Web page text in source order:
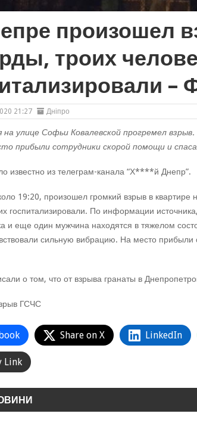
произошел
троих
21:27 Дніпро
на улице Софьи Ковалевской прогремел
прибыли сотрудники скорой помощи и
известно из телеграм-канала “Х****й Днепр”.
19:20, произошел громкий взрыв в
госпитализировали. По информации
и еще один мужчина находятся в тяжелом
сильную вибрацию. На место
о том, что от взрыва гранаты в
ГСЧС
Share on X LinkedIn
Link